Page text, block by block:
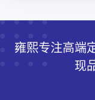
雍熙专注高端
现